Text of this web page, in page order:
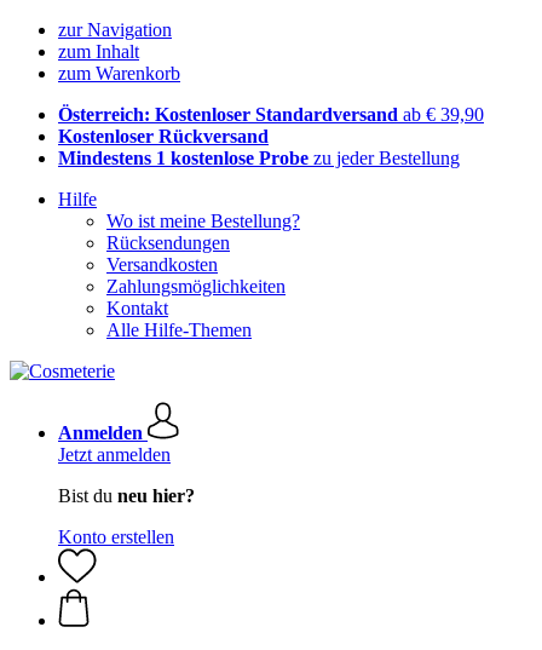
zur Navigation
zum Inhalt
zum Warenkorb
Österreich: Kostenloser Standardversand ab € 39,90
Kostenloser Rückversand
Mindestens 1 kostenlose Probe zu jeder Bestellung
Hilfe
Wo ist meine Bestellung?
Rücksendungen
Versandkosten
Zahlungsmöglichkeiten
Kontakt
Alle Hilfe-Themen
Anmelden
Jetzt anmelden
Bist du neu hier?
Konto erstellen